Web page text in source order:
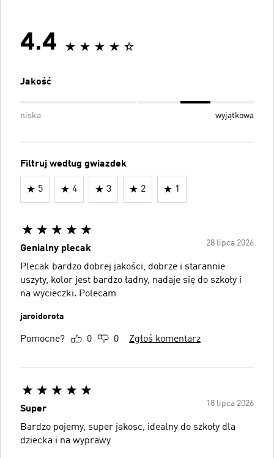
4.4
Jakość
niska wyjątkowa
Filtruj według gwiazdek
5 4 3 2 1
28 lipca 2026
Genialny plecak
Plecak bardzo dobrej jakości, dobrze i starannie
uszyty, kolor jest bardzo ładny, nadaje się do szkoły i
na wycieczki. Polecam
jaroidorota
Pomocne? 0 0 Zgłoś komentarz
18 lipca 2026
Super
Bardzo pojemy, super jakosc, idealny do szkoły dla
dziecka i na wyprawy